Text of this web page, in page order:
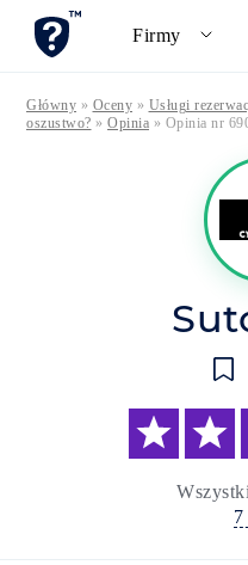
Firmy
Główny » Oceny » Usługi
oszustwo? » Opinia » Opinia nr
7